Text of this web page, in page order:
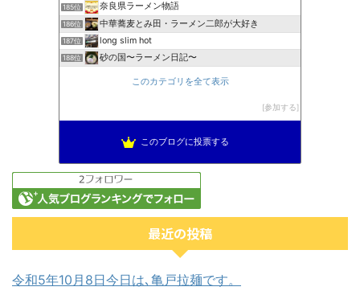
185位 奈良県ラーメン物語
186位 中華蕎麦とみ田・ラーメン二郎が大好き
187位 long slim hot
188位 砂の国〜ラーメン日記〜
このカテゴリを全て表示
参加する
このブログに投票する
最近の投稿
令和5年10月8日今日は､亀戸拉麺です。